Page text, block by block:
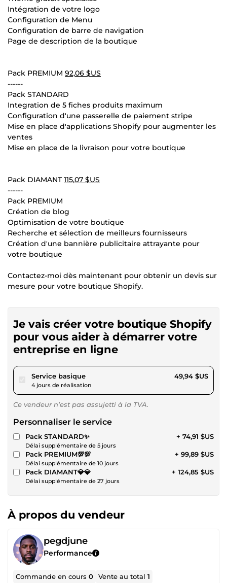
Intégration de votre logo
Configuration de Menu
Configuration de barre de navigation
Page de description de la boutique
Pack PREMIUM 92,06 $US
------
Pack STANDARD
Integration de 5 fiches produits maximum
Configuration d'une passerelle de paiement stripe
Mise en place d'applications Shopify pour augmenter les
ventes
Mise en place de la livraison pour votre boutique
Pack DIAMANT115,07 $US
------
Pack PREMIUM
Création de blog
Optimisation de votre boutique
Recherche et sélection de meilleurs fournisseurs
Création d'une bannière publicitaire attrayante pour
votre boutique
Contactez-moi dès maintenant pour obtenir un devis sur
mesure pour votre boutique Shopify.
Je vais créer votre boutique Shopify
pour vous aider à démarrer votre
entreprise en ligne
Service basiquepour 46,03 $US
4 jours de réalisation
49,94 $US
Ce vendeur n’est pas assujetti à la TVA.
Personnaliser le service
Pack STANDARD✨
Délai supplémentaire de 5 jours
+ 74,91 $US
Pack PREMIUM💯💯
Délai supplémentaire de 10 jours
+ 99,89 $US
Pack DIAMANT💎💎
Délai supplémentaire de 27 jours
+ 124,85 $US
À propos du vendeur
pegdjune
Performance
Commande en cours0 Vente au total1